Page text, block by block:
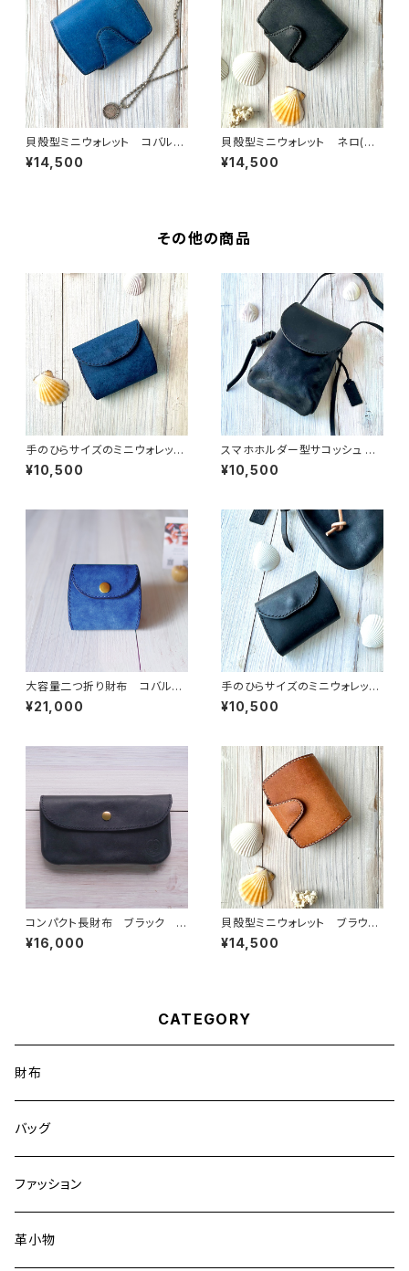
貝殻型ミニウォレット コバル
ト イタリアンレザー 総手縫
い仕上げ 送料無料
¥14,500
貝殻型ミニウォレット ネロ(ブ
ラック) イタリアンレザー 総
手縫い仕上げ 送料無料
¥14,500
その他の商品
手のひらサイズのミニウォレッ
ト コバルト色 本革手縫いイ
タリアンレザー使用 送料無料
¥10,500
スマホホルダー型サコッシュ ブ
ラック 手縫い仕上げ お洒落
なイタリアンレザー 送料無
¥10,500
大容量二つ折り財布 コバルト
ブルー イタリアンレザー 総
手縫い仕上げ 送料無料
¥21,000
手のひらサイズのミニウォレッ
ト ブラック色 本革手縫いイタ
リアンレザー使用 送料無料
¥10,500
コンパクト長財布 ブラック イ
タリアンレザー 総手縫い仕上
げ 送料無料
¥16,000
貝殻型ミニウォレット ブラウ
ン イタリアンレザー 総手縫
い仕上げ 送料無料
¥14,500
CATEGORY
財布
バッグ
ファッション
革小物